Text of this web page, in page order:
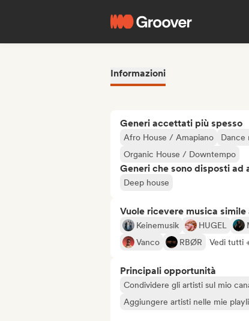
Informazioni
Generi accettati più spesso
Afro House / Amapiano Dance
Organic House / Downtempo
Generi che sono disposti ad
Deep house
Vuole ricevere musica simile
Keinemusik HUGEL
Vanco
RBØR Vedi tutti
Principali opportunità
Condividere gli artisti sul mio
Aggiungere artisti nelle mie